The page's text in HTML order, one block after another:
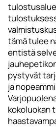
tulostusalue
tämä tulee
entistä
pystyvät
ja
kokoluokan